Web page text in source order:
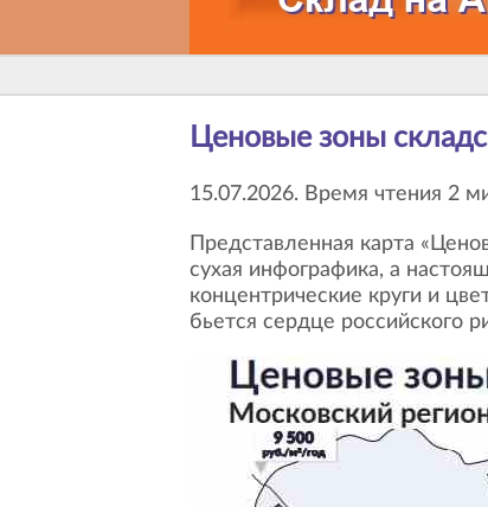
Ценовые зоны
15.07.2026. Время чтения 2
сухая инфографика, а
концентрические круги и
бьется сердце российского